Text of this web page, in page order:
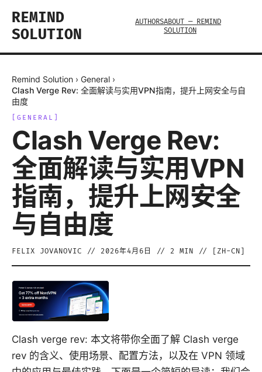
REMIND
SOLUTION
AUTHORSABOUT — REMIND
SOLUTION
Remind Solution › General ›
Clash Verge Rev: 全面解读与实用VPN指南，提升上网安全与自
由度
GENERAL
Clash Verge Rev:
全面解读与实用VPN
指南，提升上网安全
与自由度
FELIX JOVANOVIC // 2026年4月6日 // 2 MIN // [ ZH-CN
Clash verge rev: 本文将带你全面了解 Clash verge
rev 的含义、使用场景、配置方法，以及在 VPN 领域